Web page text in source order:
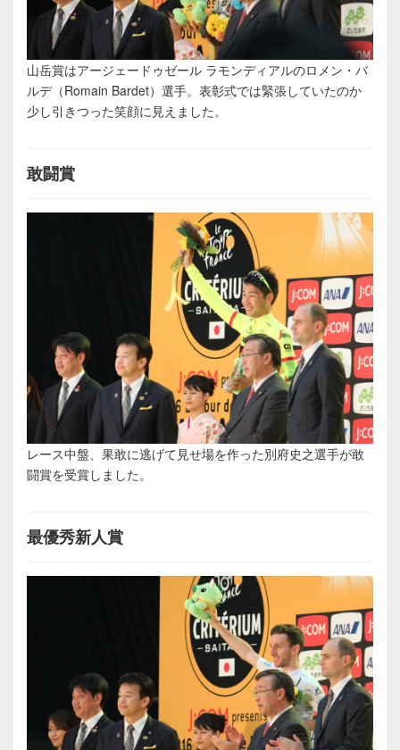
山岳賞はアージェードゥゼール ラモンディアルのロメン・バ
ルデ（Romain Bardet）選手。表彰式では緊張していたのか
少し引きつった笑顔に見えました。
敢闘賞
レース中盤、果敢に逃げて見せ場を作った別府史之選手が敢
闘賞を受賞しました。
最優秀新人賞